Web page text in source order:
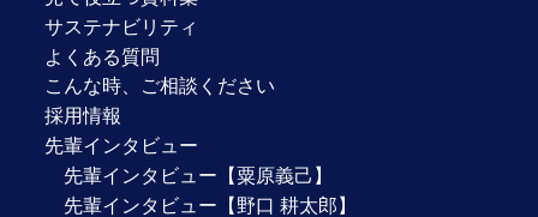
サステナビリティ
よくある質問
こんな時、ご相談ください
採用情報
先輩インタビュー
先輩インタビュー【粟原義己】
先輩インタビュー【野口 耕太郎】